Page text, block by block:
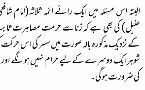
البتہ اس مسئلہ میں ایک رائے ائمہ ثلاثہ(امام
حنبل) کی بھی ہے کہ زناسے حرمت مصاہرت
کے نزدیک مذکورہ بالہ صورت میں سسر کی اس
شوہرا یک دوسرے کے لیے حرام نہیں ہونگے اور
کی ضرورت ہوگی۔